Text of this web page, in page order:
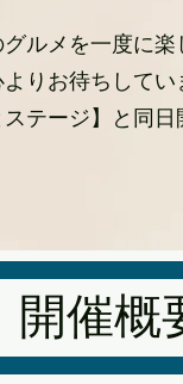
ルメを一度に
りお待ちしてい
テージ】と同日
開催概